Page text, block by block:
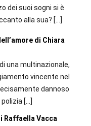
dei suoi sogni si è
alla sua? […]
di Chiara
una multinazionale,
vincente nel
dannoso
[…]
Raffaella Vacca